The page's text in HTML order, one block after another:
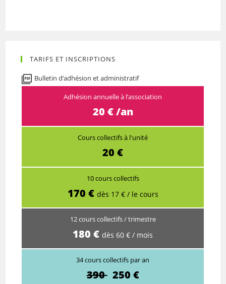
TARIFS ET INSCRIPTIONS
Bulletin d’adhésion et administratif
Adhésion annuelle à l’association
20 € /an
Cours collectifs à l'unité
20 €
10 cours collectifs
170 € dès 17 € / le cours
12 cours collectifs / trimestre
180 €dès 60 € / mois
34 cours collectifs par an
390250 €